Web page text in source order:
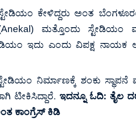
ಕೇಳಿದ್ದರು ಅಂತ
ಮತ್ತೊಂದು ಸ್ಟೇಡಿಯಂ
ಇದು ಎಂದು ವಿಪಕ್ಷ ನಾಯಕ
ನಿರ್ಮಾಣಕ್ಕೆ ಶಂಕು
ಟೀಕಿಸಿದ್ದಾರೆ.ಇದನ್ನೂ ಓದಿ: ತೈಲ
ಕಾಂಗ್ರೆಸ್ ಕಿಡಿ